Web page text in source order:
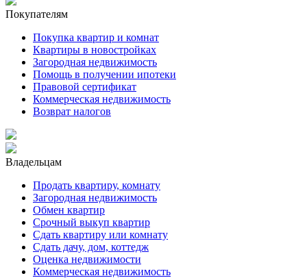
Покупателям
Покупка квартир и комнат
Квартиры в новостройках
Загородная недвижимость
Помощь в получении ипотеки
Правовой сертификат
Коммерческая недвижимость
Возврат налогов
Владельцам
Продать квартиру, комнату
Загородная недвижимость
Обмен квартир
Срочный выкуп квартир
Сдать квартиру или комнату
Сдать дачу, дом, коттедж
Оценка недвижимости
Коммерческая недвижимость